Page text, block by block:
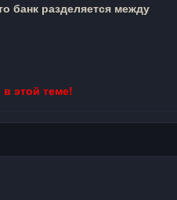
банк разделяется между
в этой теме!